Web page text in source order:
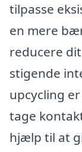
tilpasse
en mere
reducere
stigende
upcycling
tage
hjælp til at